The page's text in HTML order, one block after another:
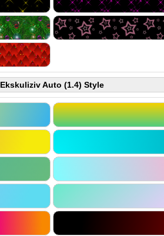
Ekskuliziv Auto (1.4) Style